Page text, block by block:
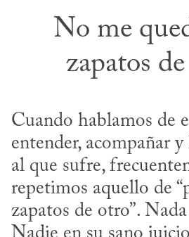
No me
zapatos
Cuando hablamos de
entender, acompañar
al que sufre,
repetimos aquello de
zapatos de otro”.